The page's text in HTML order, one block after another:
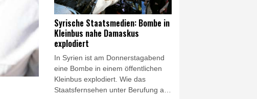
Berufung auf das
Gesundheitsministerium. In der
Gegend leben vor allem Drusen und
Christen.
Syrische Staatsmedien: Bombe in
Kleinbus nahe Damaskus
explodiert
In Syrien ist am Donnerstagabend
eine Bombe in einem öffentlichen
Kleinbus explodiert. Wie das
Staatsfernsehen unter Berufung auf